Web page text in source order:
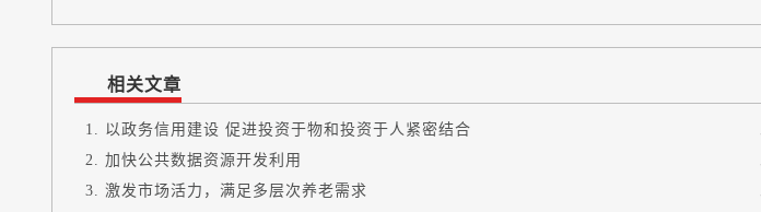
相关文章
以政务信用建设 促进投资于物和投资于人紧密结合
加快公共数据资源开发利用
激发市场活力，满足多层次养老需求